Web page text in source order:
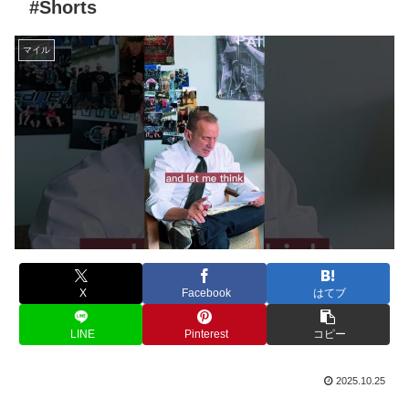
#Shorts
マイル
X Facebook はてブ
LINE Pinterest コピー
2025.10.25